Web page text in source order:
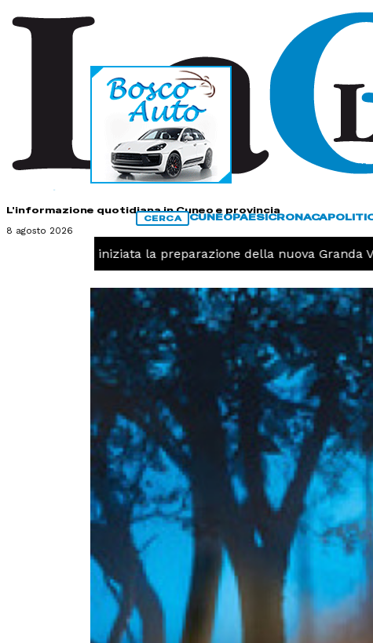
L'informazione quotidiana in Cuneo e provincia
8 agosto 2026
CERCA CUNEOPAESICRONACA
Pallavolo, iniziata la preparazione della nuova Granda Volley